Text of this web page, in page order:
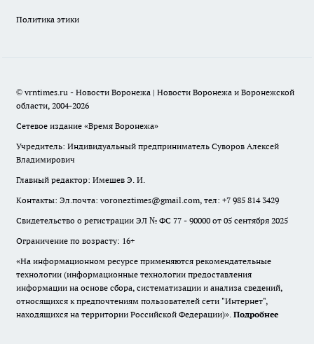
Политика этики
© vrntimes.ru - Новости Воронежа | Новости Воронежа и Воронежской
области, 2004-2026
Сетевое издание «Время Воронежа»
Учредитель: Индивидуальный предприниматель Суворов Алексей
Владимирович
Главный редактор: Имешев Э. И.
Контакты: Эл.почта: voroneztimes@gmail.com, тел: +7 985 814 3429
Свидетельство о регистрации ЭЛ № ФС 77 - 90000 от 05 сентября 2025
Ограничение по возрасту: 16+
«На информационном ресурсе применяются рекомендательные
технологии (информационные технологии предоставления
информации на основе сбора, систематизации и анализа сведений,
относящихся к предпочтениям пользователей сети "Интернет",
находящихся на территории Российской Федерации)». Подробнее